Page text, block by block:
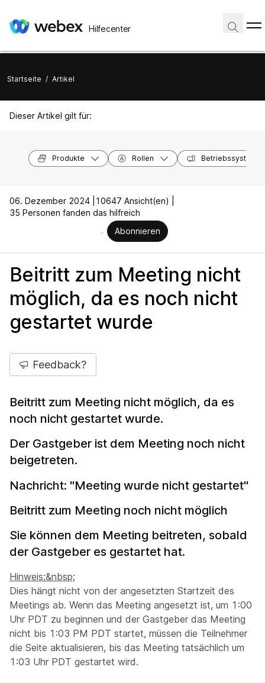
Hilfecenter
Startseite / Artikel
Dieser Artikel gilt für:
Produkte Rollen Betriebssysteme
06. Dezember 2024 |
10647 Ansicht(en) |
35 Personen fanden das hilfreich
Abonnieren
Beitritt zum Meeting nicht
möglich, da es noch nicht
gestartet wurde
Feedback?
Beitritt zum Meeting nicht möglich, da es
noch nicht gestartet wurde.
Der Gastgeber ist dem Meeting noch nicht
beigetreten.
Nachricht: "Meeting wurde nicht gestartet"
Beitritt zum Meeting noch nicht möglich
Sie können dem Meeting beitreten, sobald
der Gastgeber es gestartet hat.
Hinweis:&nbsp;
Dies hängt nicht von der angesetzten Startzeit des
Meetings ab. Wenn das Meeting angesetzt ist, um 1:00
Uhr PDT zu beginnen und der Gastgeber das Meeting
nicht bis 1:03 PM PDT startet, müssen die Teilnehmer
die Seite aktualisieren, bis das Meeting tatsächlich um
1:03 Uhr PDT gestartet wird.